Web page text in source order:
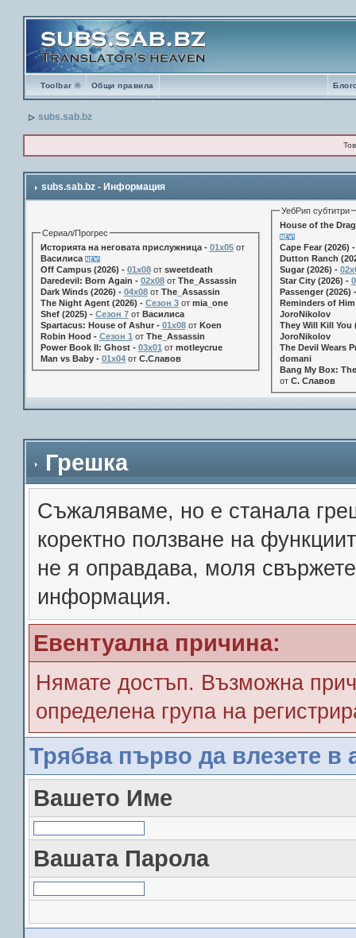
Toolbar ® Общи правила
subs.sab.bz
subs.sab.bz - Информация
Сериал/Прогрес
Историята на неговата прислужница - 01х05от
Василиса
Off Campus (2026) - 01x08от sweetdeath
Daredevil: Born Again - 02x08от The_Assassin
Dark Winds (2026) - 04x08от The_Assassin
The Night Agent (2026) - Сезон 3от mia_one
Shef (2025) - Сезон 7от Василиса
Spartacus: House of Ashur - 01x08от Koen
Robin Hood - Сезон 1 от The_Assassin
Power Book II: Ghost - 03x01 от motleycrue
Man vs Baby - 01x04от С.Славов
УебРип субтитри
House of the
Cape Fear (2026)
Dutton Ranch
Sugar (2026) -
Star City (2026) -
Passenger (2026)
Reminders of
JoroNikolov
They Will Kill You
JoroNikolov
The Devil Wears
domani
Bang My Box:
от С. Славов
Грешка
Съжалявамe, но е станала
коректно ползване на
не я оправдава, моля
информация.
Евентуална причина:
Нямате достъп. Възможна
определена група на
Трябва първо да влезете в
Вашето Име
Вашата Парола